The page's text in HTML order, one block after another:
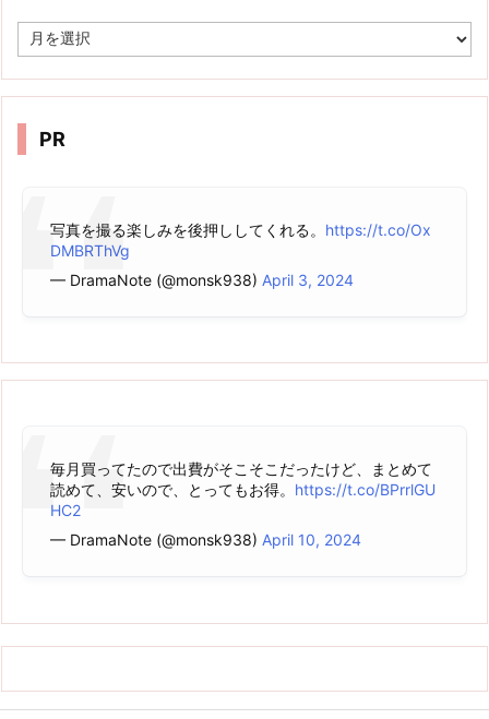
ー
イ
PR
写真を撮る楽しみを後押ししてくれる。 https://t.co/Ox
DMBRThVg
— DramaNote (@monsk938) April 3, 2024
毎月買ってたので出費がそこそこだったけど、まとめて
読めて、安いので、とってもお得。 https://t.co/BPrrlGU
HC2
— DramaNote (@monsk938) April 10, 2024